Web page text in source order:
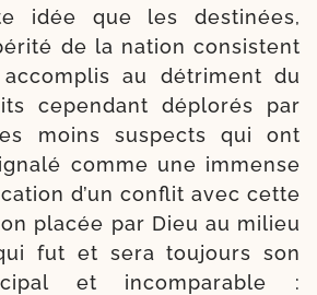
idée que les des­ti­nées,
de la nation consistent
au détri­ment du
cepen­dant déplo­rés par
moins sus­pects qui ont
comme une immense
d’un conflit avec cette
pla­cée par Dieu au milieu
fut et sera tou­jours son
et incom­pa­rable :